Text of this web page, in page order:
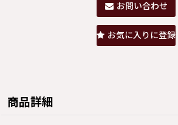
お問い合わせ
お気に入りに登録
商品詳細